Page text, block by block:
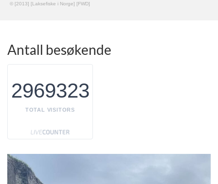
© [2013] [Laksefiske i Norge] [FWD]
Antall besøkende
2969323
TOTAL VISITORS